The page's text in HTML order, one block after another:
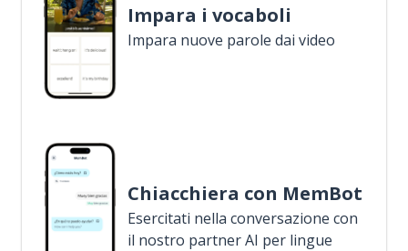
Impara i vocaboli
Impara nuove parole dai video
Chiacchiera con MemBot
Esercitati nella conversazione con
il nostro partner AI per lingue